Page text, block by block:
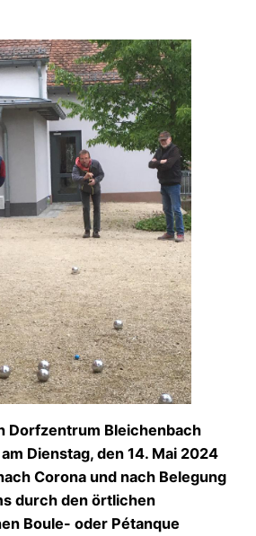
Dorfzentrum Bleichenbach
Dienstag, den 14. Mai 2024
Corona und nach Belegung
durch den örtlichen
Boule- oder Pétanque